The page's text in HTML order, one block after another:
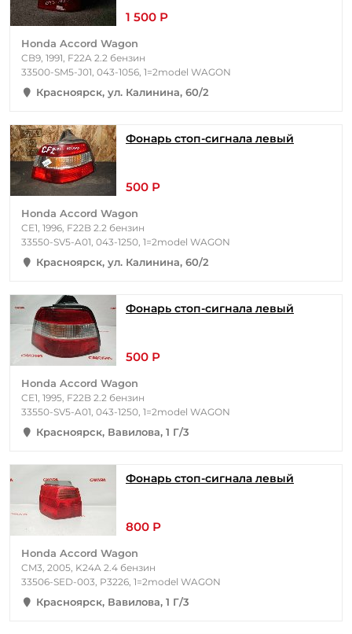
1 500 Р
Honda Accord Wagon
CB9, 1991, F22A 2.2 бензин
33500-SM5-J01, 043-1056, 1=2model WAGON
Красноярск, ул. Калинина, 60/2
Фонарь стоп-сигнала левый
500 Р
Honda Accord Wagon
CE1, 1996, F22B 2.2 бензин
33550-SV5-A01, 043-1250, 1=2model WAGON
Красноярск, ул. Калинина, 60/2
Фонарь стоп-сигнала левый
500 Р
Honda Accord Wagon
CE1, 1995, F22B 2.2 бензин
33550-SV5-A01, 043-1250, 1=2model WAGON
Красноярск, Вавилова, 1 Г/3
Фонарь стоп-сигнала левый
800 Р
Honda Accord Wagon
CM3, 2005, K24A 2.4 бензин
33506-SED-003, P3226, 1=2model WAGON
Красноярск, Вавилова, 1 Г/3